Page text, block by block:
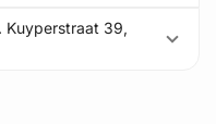
Kuyperstraat 39,